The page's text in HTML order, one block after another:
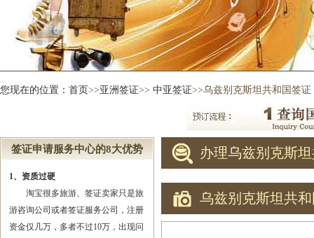
您现在的位置： 首页>>亚洲签证>> 中亚签证>>乌兹别克斯坦共和国签证
签证申请服务中心的8大优势
1、资质过硬
淘宝很多旅游、签证卖家只是旅
游咨询公司或者签证服务公司，注册
资金仅几万，多者不过10万，出现问
办理乌兹别克斯
乌兹别克斯坦共